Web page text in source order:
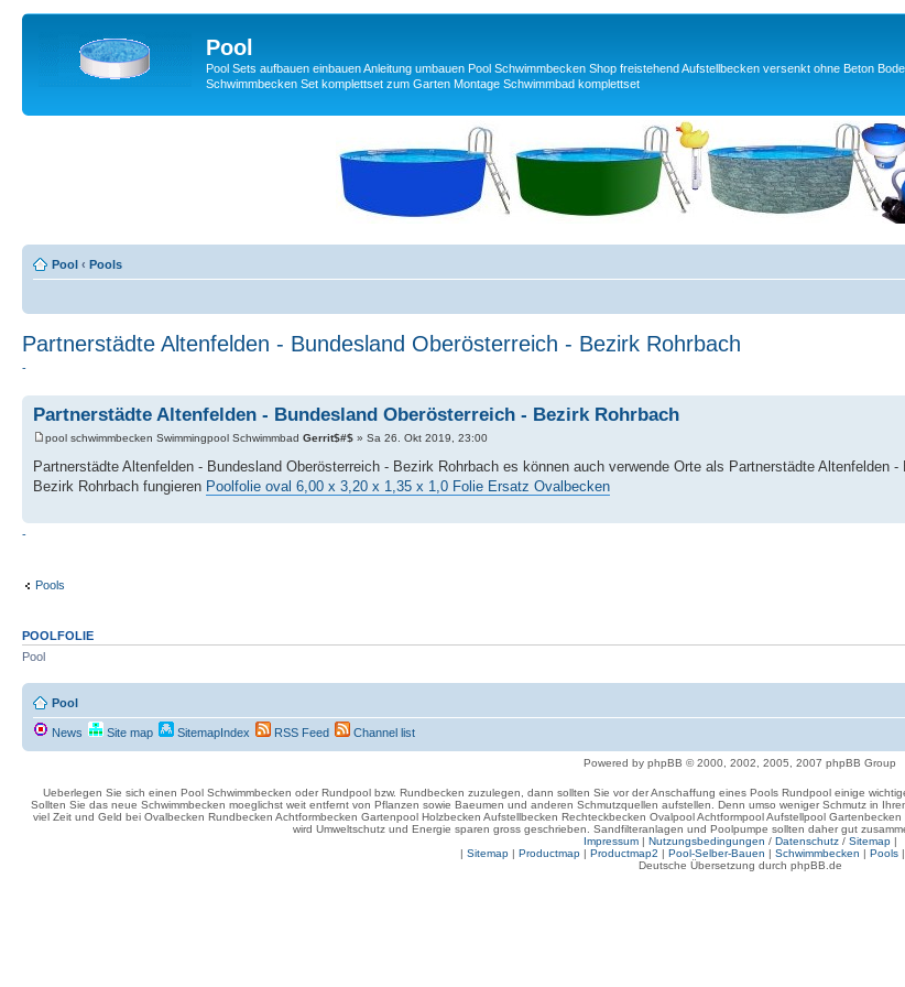
Pool
Pool Sets aufbauen einbauen Anleitung umbauen Pool Schwimmbecken Shop freistehend Aufstellbecken versenkt ohne Beton
Schwimmbecken Set komplettset zum Garten Montage Schwimmbad komplettset
Pool ‹ Pools
Partnerstädte Altenfelden - Bundesland Oberösterreich - Bezirk Rohrbach
-
Partnerstädte Altenfelden - Bundesland Oberösterreich - Bezirk Rohrbach
pool schwimmbecken Swimmingpool Schwimmbad Gerrit$#$ » Sa 26. Okt 2019, 23:00
Partnerstädte Altenfelden - Bundesland Oberösterreich - Bezirk Rohrbach es können auch verwende Orte als Partnerstädte Altenfelden
Bezirk Rohrbach fungieren Poolfolie oval 6,00 x 3,20 x 1,35 x 1,0 Folie Ersatz Ovalbecken
-
Pools
POOLFOLIE
Pool
Pool
News Site map SitemapIndex RSS Feed Channel list
Powered by phpBB © 2000, 2002, 2005, 2007 phpBB Group
Ueberlegen Sie sich einen Pool Schwimmbecken oder Rundpool bzw. Rundbecken zuzulegen, dann sollten Sie vor der Anschaffung eines Pools Rundpool einige
Sollten Sie das neue Schwimmbecken moeglichst weit entfernt von Pflanzen sowie Baeumen und anderen Schmutzquellen aufstellen. Denn umso weniger Schmutz in
viel Zeit und Geld bei Ovalbecken Rundbecken Achtformbecken Gartenpool Holzbecken Aufstellbecken Rechteckbecken Ovalpool Achtformpool Aufstellpool
wird Umweltschutz und Energie sparen gross geschrieben. Sandfilteranlagen und Poolpumpe sollten daher gut
Impressum| Nutzungsbedingungen / Datenschutz/ Sitemap|
| Sitemap| Productmap| Productmap2 | Pool-Selber-Bauen | Schwimmbecken | Pools|
Deutsche Übersetzung durch phpBB.de